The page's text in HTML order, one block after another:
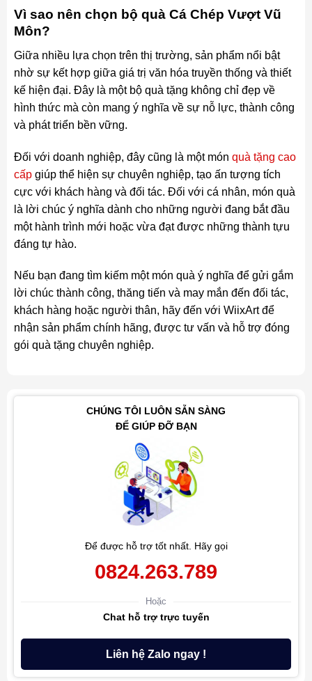
Vì sao nên chọn bộ quà Cá Chép Vượt Vũ
Môn?
Giữa nhiều lựa chọn trên thị trường, sản phẩm nổi bật
nhờ sự kết hợp giữa giá trị văn hóa truyền thống và thiết
kế hiện đại. Đây là một bộ quà tặng không chỉ đẹp về
hình thức mà còn mang ý nghĩa về sự nỗ lực, thành công
và phát triển bền vững.
Đối với doanh nghiệp, đây cũng là một món quà tặng cao
cấpgiúp thể hiện sự chuyên nghiệp, tạo ấn tượng tích
cực với khách hàng và đối tác. Đối với cá nhân, món quà
là lời chúc ý nghĩa dành cho những người đang bắt đầu
một hành trình mới hoặc vừa đạt được những thành tựu
đáng tự hào.
Nếu bạn đang tìm kiếm một món quà ý nghĩa để gửi gắm
lời chúc thành công, thăng tiến và may mắn đến đối tác,
khách hàng hoặc người thân, hãy đến với WiixArt để
nhận sản phẩm chính hãng, được tư vấn và hỗ trợ đóng
gói quà tặng chuyên nghiệp.
CHÚNG TÔI LUÔN SẴN SÀNG
ĐỂ GIÚP ĐỠ BẠN
Để được hỗ trợ tốt nhất. Hãy gọi
0824.263.789
Hoặc
Chat hỗ trợ trực tuyến
Liên hệ Zalo ngay !